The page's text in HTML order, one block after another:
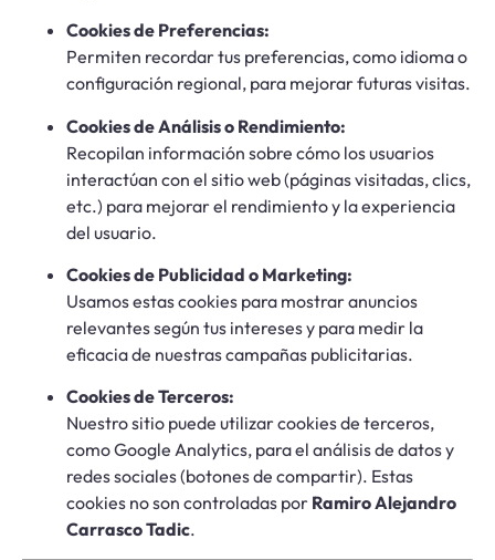
Cookies de Preferencias:
Permiten recordar tus preferencias, como idioma o
configuración regional, para mejorar futuras visitas.
Cookies de Análisis o Rendimiento:
Recopilan información sobre cómo los usuarios
interactúan con el sitio web (páginas visitadas, clics,
etc.) para mejorar el rendimiento y la experiencia
del usuario.
Cookies de Publicidad o Marketing:
Usamos estas cookies para mostrar anuncios
relevantes según tus intereses y para medir la
eficacia de nuestras campañas publicitarias.
Cookies de Terceros:
Nuestro sitio puede utilizar cookies de terceros,
como Google Analytics, para el análisis de datos y
redes sociales (botones de compartir). Estas
cookies no son controladas por Ramiro Alejandro
Carrasco Tadic.